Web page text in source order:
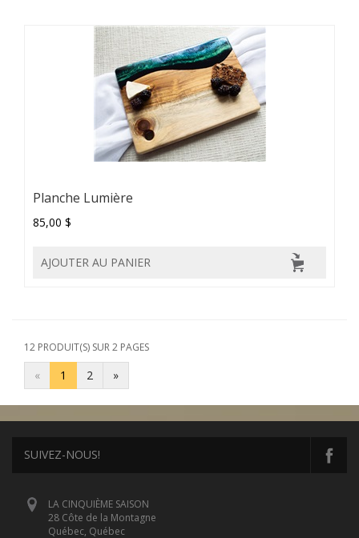
Planche Lumière
85,00 $
AJOUTER AU PANIER
12 PRODUIT(S) SUR 2 PAGES
« 1 2 »
SUIVEZ-NOUS!
LA CINQUIÈME SAISON
28 Côte de la Montagne
Québec, Québec